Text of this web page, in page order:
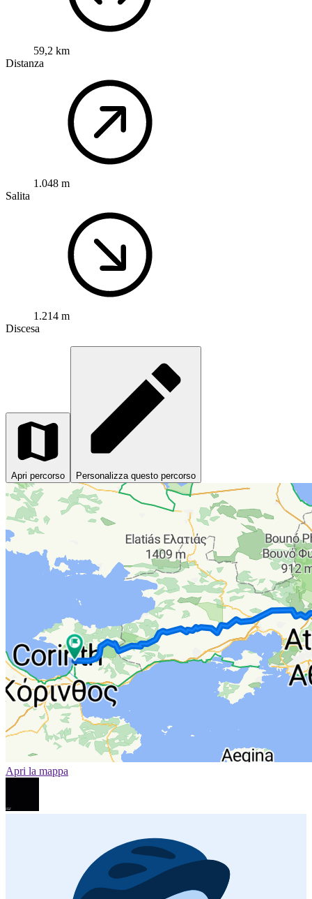
59,2 km
Distanza
1.048 m
Salita
1.214 m
Discesa
Apri percorso Personalizza questo percorso
Apri la mappa